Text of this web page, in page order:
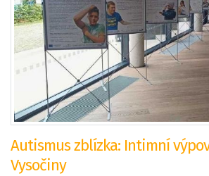
Autismus zblízka: Intimní
Vysočiny